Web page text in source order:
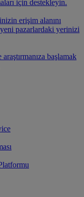
için destekleyin.
erişim alanını
pazarlardaki yerinizi
başlamak